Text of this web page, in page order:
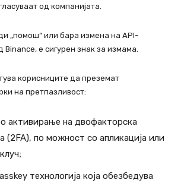
од компанијата.
„помош“ или бара измена на API-
Binance, е сигурен знак за измама.
корисниците да преземат
на претпазливост:
активирање на двофакторска
(2FA), по можност со апликација или
технологија која обезбедува